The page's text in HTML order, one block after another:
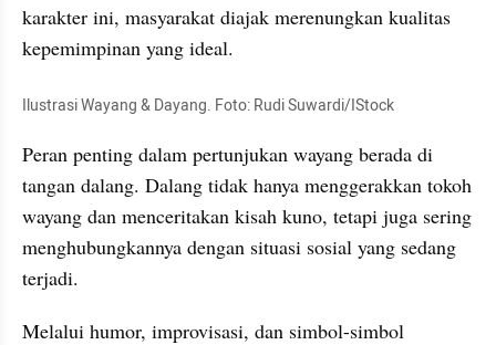
karakter ini, masyarakat diajak merenungkan kualitas
kepemimpinan yang ideal.
Ilustrasi Wayang & Dayang. Foto: Rudi Suwardi/IStock
Peran penting dalam pertunjukan wayang berada di
tangan dalang. Dalang tidak hanya menggerakkan tokoh
wayang dan menceritakan kisah kuno, tetapi juga sering
menghubungkannya dengan situasi sosial yang sedang
terjadi.
Melalui humor, improvisasi, dan simbol-simbol